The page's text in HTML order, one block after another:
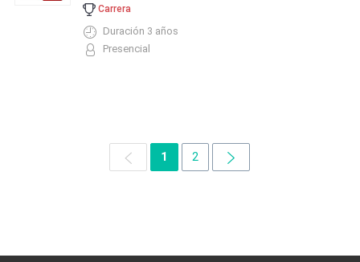
Carrera
Duración 3 años
Presencial
1 2